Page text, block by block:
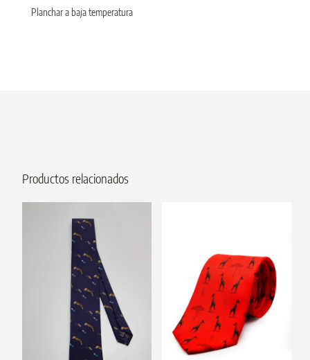
Planchar a baja temperatura
Productos relacionados